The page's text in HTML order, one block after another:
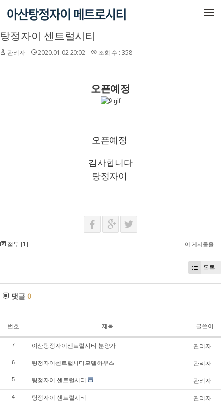
메뉴 건너뛰기
탕정자이 센트럴시티
관리자 2020.01.02 20:02 조회 수 : 358
오픈예정
오픈예정
감사합니다
탕정자이
첨부 [1] 이 게시물을
목록
댓글 0
번호 제목 글쓴이
7 아산탕정자이센트럴시티 분양가 관리자
6 탕정자이센트럴시티모델하우스 관리자
5 탕정자이 센트럴시티 관리자
4 탕정자이 센트럴시티 관리자